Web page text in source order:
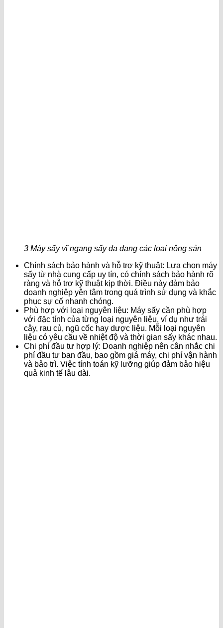
3 Máy sấy vĩ ngang sấy đa dạng các loại nông sản
Chính sách bảo hành và hỗ trợ kỹ thuật: Lựa chọn máy
sấy từ nhà cung cấp uy tín, có chính sách bảo hành rõ
ràng và hỗ trợ kỹ thuật kịp thời. Điều này đảm bảo
doanh nghiệp yên tâm trong quá trình sử dụng và khắc
phục sự cố nhanh chóng.
Phù hợp với loại nguyên liệu: Máy sấy cần phù hợp
với đặc tính của từng loại nguyên liệu, ví dụ như trái
cây, rau củ, ngũ cốc hay dược liệu. Mỗi loại nguyên
liệu có yêu cầu về nhiệt độ và thời gian sấy khác nhau.
Chi phí đầu tư hợp lý: Doanh nghiệp nên cân nhắc chi
phí đầu tư ban đầu, bao gồm giá máy, chi phí vận hành
và bảo trì. Việc tính toán kỹ lưỡng giúp đảm bảo hiệu
quả kinh tế lâu dài.